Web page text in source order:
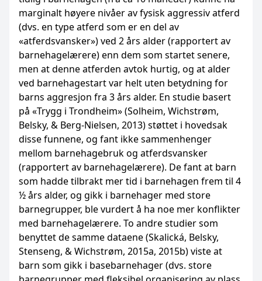
marginalt høyere nivåer av fysisk aggressiv atferd
(dvs. en type atferd som er en del av
«atferdsvansker») ved 2 års alder (rapportert av
barnehagelærere) enn dem som startet senere,
men at denne atferden avtok hurtig, og at alder
ved barnehagestart var helt uten betydning for
barns aggresjon fra 3 års alder. En studie basert
på «Trygg i Trondheim» (Solheim, Wichstrøm,
Belsky, & Berg-Nielsen, 2013) støttet i hovedsak
disse funnene, og fant ikke sammenhenger
mellom barnehagebruk og atferdsvansker
(rapportert av barnehagelærere). De fant at barn
som hadde tilbrakt mer tid i barnehagen frem til 4
½ års alder, og gikk i barnehager med store
barnegrupper, ble vurdert å ha noe mer konflikter
med barnehagelærere. To andre studier som
benyttet de samme dataene (Skalická, Belsky,
Stenseng, & Wichstrøm, 2015a, 2015b) viste at
barn som gikk i basebarnehager (dvs. store